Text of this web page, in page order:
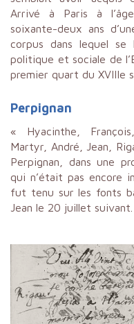
Arrivé à Paris à
soixante-deux ans
corpus dans lequel
politique et sociale de
premier quart du XVIIIe
Perpignan
« Hyacinthe,
Martyr, André, Jean,
Perpignan, dans une
qui n’était pas encore
fut tenu sur les fonts
Jean le 20 juillet suivant.